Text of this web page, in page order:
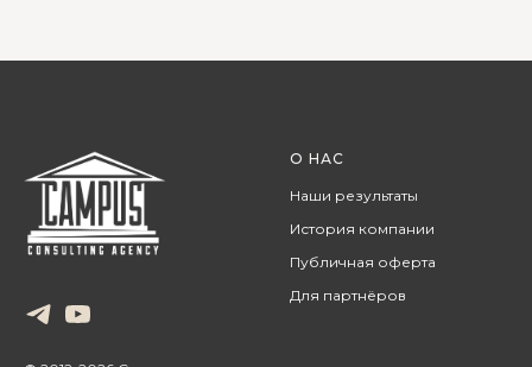
О НАС
Наши результаты
История компании
Публичная оферта
Для партнёров